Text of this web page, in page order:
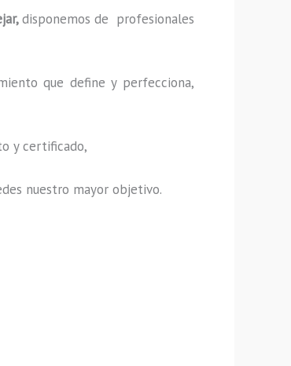
disponemos de profesionales
que define y perfecciona,
y certificado,
nuestro mayor objetivo.